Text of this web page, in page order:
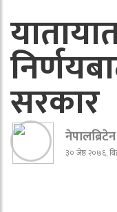
सरकार
३० जेष्ठ २०७६,